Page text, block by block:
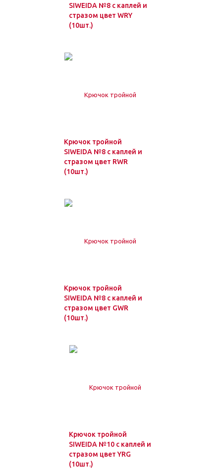
SIWEIDA №8 с каплей и
стразом цвет WRY
(10шт.)
Крючок тройной
SIWEIDA №8 с каплей и
стразом цвет RWR
(10шт.)
Крючок тройной
SIWEIDA №8 с каплей и
стразом цвет GWR
(10шт.)
Крючок тройной
SIWEIDA №10 с каплей и
стразом цвет YRG
(10шт.)